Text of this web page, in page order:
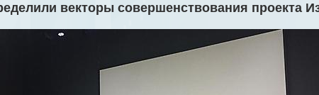
векторы совершенствования проекта